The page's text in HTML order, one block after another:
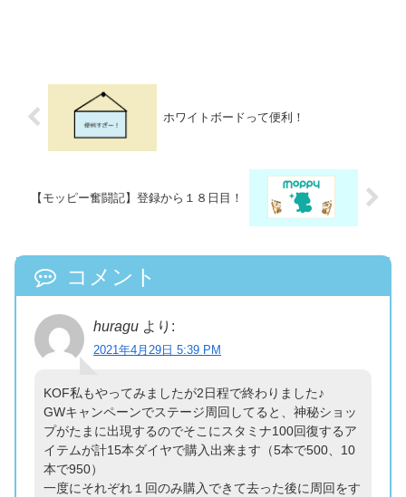
ホワイトボードって便利！
【モッピー奮闘記】登録から１８日目！
コメント
huragu より:
2021年4月29日 5:39 PM
KOF私もやってみましたが2日程で終わりました♪
GWキャンペーンでステージ周回してると、神秘ショッ
プがたまに出現するのでそこにスタミナ100回復するア
イテムが計15本ダイヤで購入出来ます（5本で500、10
本で950）
一度にそれぞれ１回のみ購入できて去った後に周回をす